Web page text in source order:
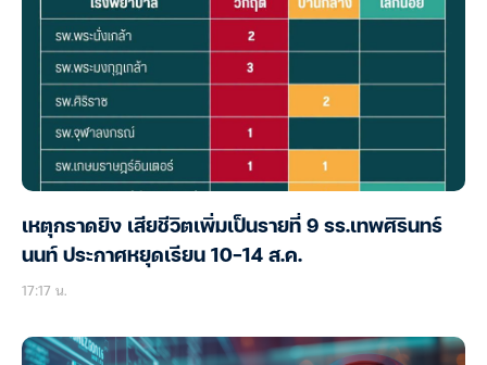
เหตุกราดยิง เสียชีวิตเพิ่มเป็นรายที่ 9 รร.เทพศิรินทร์
นนท์ ประกาศหยุดเรียน 10-14 ส.ค.
17:17 น.